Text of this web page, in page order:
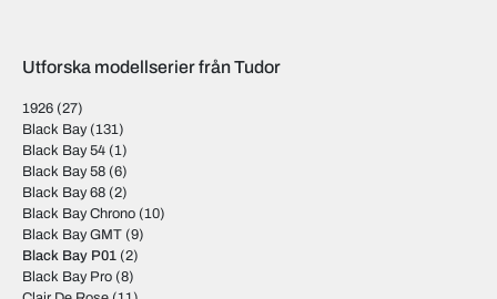
Utforska modellserier från Tudor
1926 (27)
Black Bay(131)
Black Bay 54 (1)
Black Bay 58 (6)
Black Bay 68 (2)
Black Bay Chrono (10)
Black Bay GMT (9)
Black Bay P01 (2)
Black Bay Pro (8)